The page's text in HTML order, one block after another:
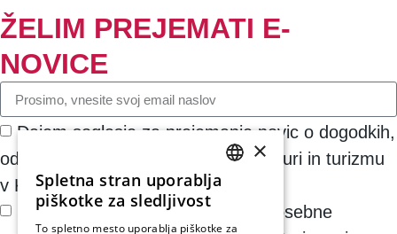
ŽELIM PREJEMATI E-
NOVICE
Dajem soglasje za prejemanje novic o dogodkih,
oddajah in drugih informacijah o kulturi in turizmu
v Kranju.
Strinjam se, da do preklica moje osebne
SLOVENIAN
×
Spletna stran uporablja
piškotke za sledljivost
To spletno mesto uporablja piškotke za